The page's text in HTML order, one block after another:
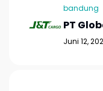
bandung
PT
Juni 12,